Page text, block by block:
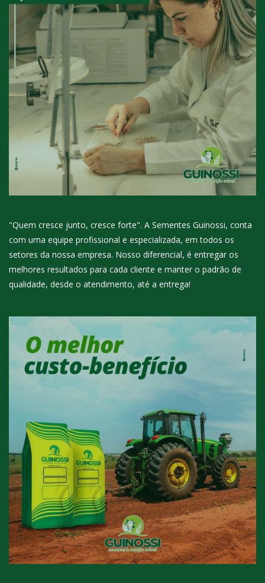
"Quem cresce junto, cresce forte". A Sementes Guinossi, conta
com uma equipe profissional e especializada, em todos os
setores da nossa empresa. Nosso diferencial, é entregar os
melhores resultados para cada cliente e manter o padrão de
qualidade, desde o atendimento, até a entrega!